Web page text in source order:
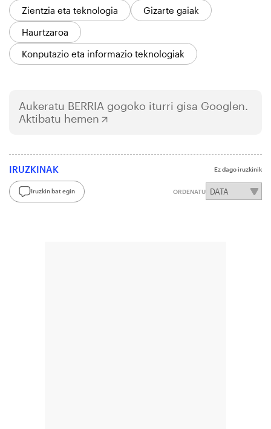
Zientzia eta teknologia
Gizarte gaiak
Haurtzaroa
Konputazio eta informazio teknologiak
Aukeratu BERRIA gogoko iturri gisa Googlen.
Aktibatu hemen
IRUZKINAK Ez dago iruzkinik
Iruzkin bat egin ORDENATU